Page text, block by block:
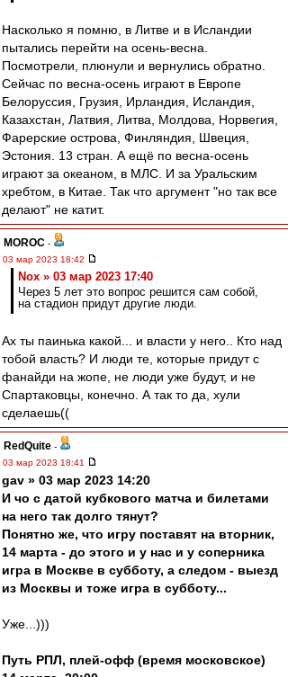
Насколько я помню, в Литве и в Исландии
пытались перейти на осень-весна.
Посмотрели, плюнули и вернулись обратно.
Сейчас по весна-осень играют в Европе
Белоруссия, Грузия, Ирландия, Исландия,
Казахстан, Латвия, Литва, Молдова, Норвегия,
Фарерские острова, Финляндия, Швеция,
Эстония. 13 стран. А ещё по весна-осень
играют за океаном, в МЛС. И за Уральским
хребтом, в Китае. Так что аргумент "но так все
делают" не катит.
MOROC -
03 мар 2023 18:42
Nox » 03 мар 2023 17:40
Через 5 лет это вопрос решится сам собой,
на стадион придут другие люди.
Ах ты паинька какой... и власти у него.. Кто над
тобой власть? И люди те, которые придут с
фанайди на жопе, не люди уже будут, и не
Спартаковцы, конечно. А так то да, хули
сделаешь((
RedQuite -
03 мар 2023 18:41
gav » 03 мар 2023 14:20
И чо с датой кубкового матча и билетами
на него так долго тянут?
Понятно же, что игру поставят на вторник,
14 марта - до этого и у нас и у соперника
игра в Москве в субботу, а следом - выезд
из Москвы и тоже игра в субботу...
Уже...)))
Путь РПЛ, плей-офф (время московское)